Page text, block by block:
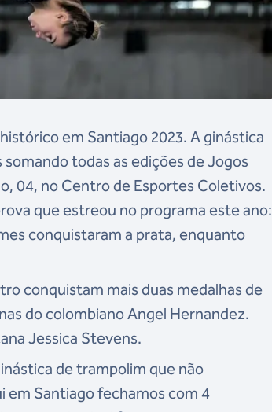
em Santiago 2023. A ginástica
todas as edições de Jogos
04, no Centro de Esportes Coletivos.
que estreou no programa este ano:
conquistaram a prata, enquanto
conquistam mais duas medalhas de
do colombiano Angel Hernandez.
Jessica Stevens.
de trampolim que não
em Santiago fechamos com 4